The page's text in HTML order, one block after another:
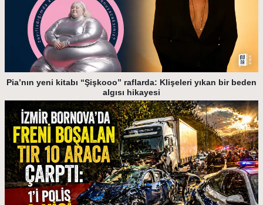
Pia’nın yeni kitabı “Şişkooo” raflarda: Klişeleri yıkan bir beden
algısı hikayesi